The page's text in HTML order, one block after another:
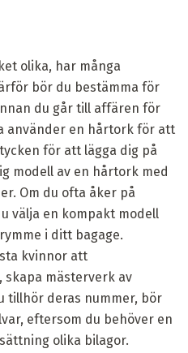
olika, har många
bör du bestämma för
du går till affären för
använder en hårtork för att
för att lägga dig på
modell av en hårtork med
Om du ofta åker på
välja en kompakt modell
i ditt bagage.
kvinnor att
skapa mästerverk av
tillhör deras nummer, bör
eftersom du behöver en
olika bilagor.